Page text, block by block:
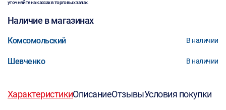
уточняйте на кассах в торговых залах.
Наличие в магазинах
Комсомольский В наличии
Шевченко В наличии
ХарактеристикиОписаниеОтзывыУсловия покупки